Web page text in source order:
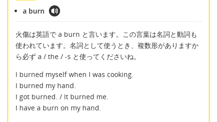
a burn
火傷は英語で a burn と言います。この言葉は名詞と動詞も
使われています。名詞として使うとき、複数形がありますか
ら必ず a / the / -s と使ってくださいね。
I burned myself when I was cooking.
I burned my hand.
I got burned. / It burned me.
I have a burn on my hand.